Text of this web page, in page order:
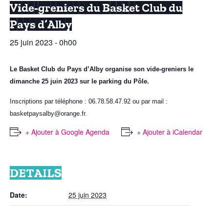
Vide-greniers du Basket Club du
Pays d’Alby
25 juin 2023 - 0h00
Le Basket Club du Pays d’Alby organise son vide-greniers le
dimanche 25 juin 2023 sur le parking du Pôle.
Inscriptions par téléphone : 06.78.58.47.92 ou par mail :
basketpaysalby@orange.fr.
+ Ajouter à Google Agenda + Ajouter à iCalendar
DETAILS
Date: 25 juin 2023